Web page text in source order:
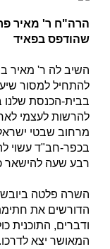
הרה"ח ר' מאיר
שהודפס בפאיד
השיב לה ר' מאיר
להתחיל למסור
בבית-הכנסת שלנו
להרשות לעצמי
מרחוב שבטי
בכפר-חב"ד עשוי
רבע שעה להישאר
השרה פלטה
הדורשים את
ודברים, התוכנית
המאושר יצא לדרכו.